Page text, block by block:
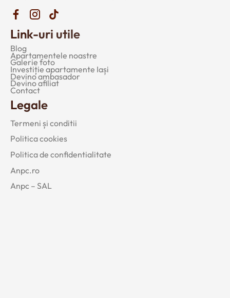
Link-uri utile
Blog
Apartamentele noastre
Galerie foto
Investiție apartamente Iași
Devino ambasador
Devino afiliat
Contact
Legale
Termeni și conditii
Politica cookies
Politica de confidentialitate
Anpc.ro
Anpc – SAL